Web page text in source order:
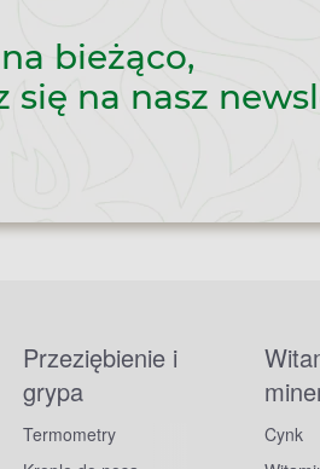
bieżąco,
się na nasz
Przeziębienie i
grypa
Termometry
Cynk